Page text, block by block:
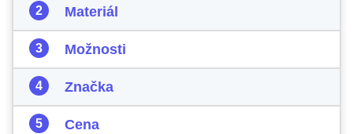
Materiál
Možnosti
Značka
Cena